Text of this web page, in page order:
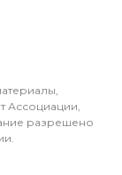
Ассоциации,
разрешено